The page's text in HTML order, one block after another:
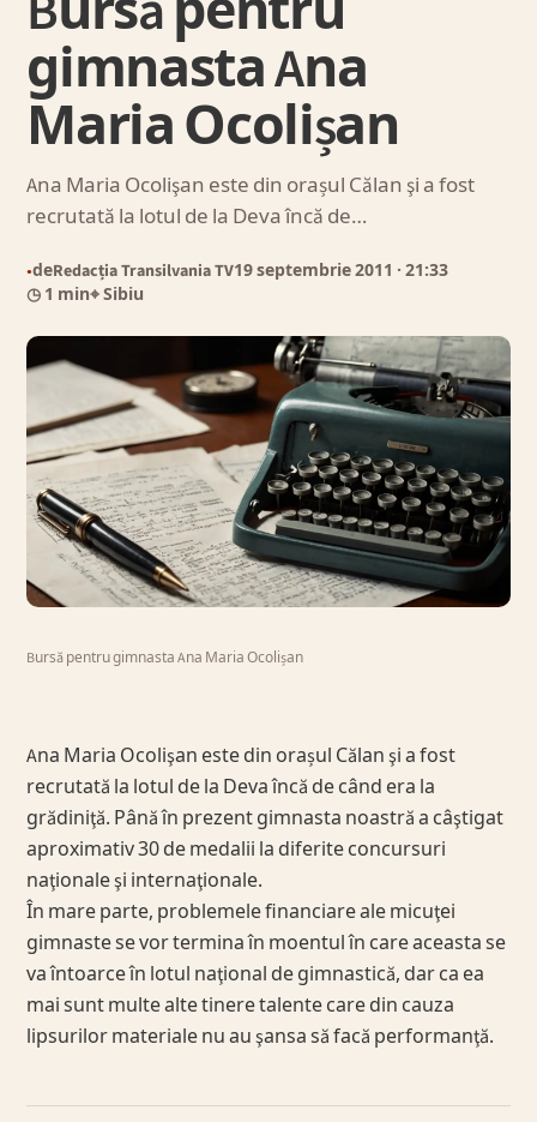
gimnasta Ana
Maria Ocolișan
Ana Maria Ocolişan este din orașul Călan şi a fost
recrutată la lotul de la Deva încă de…
●deRedacția Transilvania TV19 septembrie 2011 · 21:33
◷ 1 min⌖ Sibiu
Bursă pentru gimnasta Ana Maria Ocolișan
Ana Maria Ocolişan este din orașul Călan şi a fost
recrutată la lotul de la Deva încă de când era la
grădiniţă. Până în prezent gimnasta noastră a câştigat
aproximativ 30 de medalii la diferite concursuri
naţionale şi internaţionale.
În mare parte, problemele financiare ale micuţei
gimnaste se vor termina în moentul în care aceasta se
va întoarce în lotul naţional de gimnastică, dar ca ea
mai sunt multe alte tinere talente care din cauza
lipsurilor materiale nu au şansa să facă performanţă.